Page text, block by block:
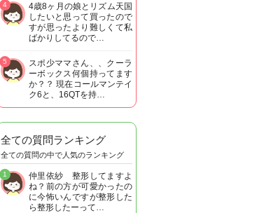
4歳8ヶ月の娘とリズム天国
したいと思って買ったので
すが思ったより難しくて私
ばかりしてるので…
4
スポ少ママさん、、クーラ
ーボックス何個持ってます
か？？ 現在コールマンテイ
ク6と、16QTを持…
5
全ての質問ランキング
全ての質問の中で人気のランキング
仲里依紗 整形してますよ
ね？前の方が可愛かったの
に今怖いんですが整形した
ら整形したーって…
1